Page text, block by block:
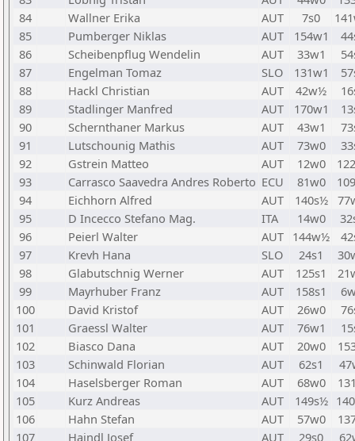
84
Wallner Erika AUT 7s0
85
Pumberger Niklas AUT 154w1
86
Scheibenpflug Wendelin AUT 33w1
87
Engelman Tomaz SLO 131w1
88
Hackl Christian AUT 42w½
89
Stadlinger Manfred AUT 170w1
90
Schernthaner Markus AUT 43w1
91
Lutschounig Mathis AUT 73w0
92
Gstrein Matteo AUT 12w0
93
Carrasco Saavedra Andres Roberto ECU 81w0
94
Eichhorn Alfred AUT 140s½
95
D Incecco Stefano Mag. ITA 14w0
96
Peierl Walter AUT 144w½
97
Krevh Hana SLO 24s1
98
Glabutschnig Werner AUT 125s1
99
Mayrhuber Franz AUT 158s1
100
David Kristof AUT 26w0
101
Graessl Walter AUT 76w1
102
Biasco Dana AUT 20w0
103
Schinwald Florian AUT 62s1
104
Haselsberger Roman AUT 68w0
105
Kurz Andreas AUT 149s½
106
Hahn Stefan AUT 57w0
107
Haindl Josef AUT 29s0